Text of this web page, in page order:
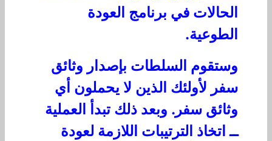
الحالات في برنامج العودة
الطوعية.
وستقوم السلطات بإصدار وثائق
سفر لأولئك الذين لا يحملون أي
وثائق سفر. وبعد ذلك تبدأ العملية
ــ اتخاذ الترتيبات اللازمة لعودة